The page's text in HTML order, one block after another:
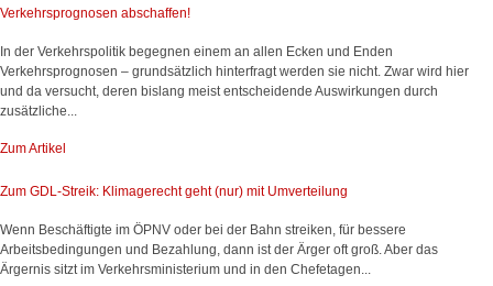
Verkehrsprognosen abschaffen!
In der Verkehrspolitik begegnen einem an allen Ecken und Enden
Verkehrsprognosen – grundsätzlich hinterfragt werden sie nicht. Zwar wird hier
und da versucht, deren bislang meist entscheidende Auswirkungen durch
zusätzliche...
Zum Artikel
Zum GDL-Streik: Klimagerecht geht (nur) mit Umverteilung
Wenn Beschäftigte im ÖPNV oder bei der Bahn streiken, für bessere
Arbeitsbedingungen und Bezahlung, dann ist der Ärger oft groß. Aber das
Ärgernis sitzt im Verkehrsministerium und in den Chefetagen...